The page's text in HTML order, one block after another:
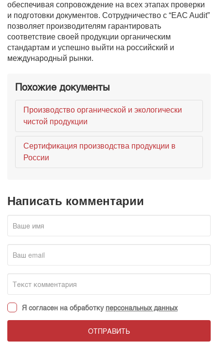
обеспечивая сопровождение на всех этапах проверки
и подготовки документов. Сотрудничество с “EAC Audit”
позволяет производителям гарантировать
соответствие своей продукции органическим
стандартам и успешно выйти на российский и
международный рынки.
Похожие документы
Производство органической и экологически
чистой продукции
Сертификация производства продукции в
России
Написать комментарии
Я согласен на обработку персональных данных
ОТПРАВИТЬ